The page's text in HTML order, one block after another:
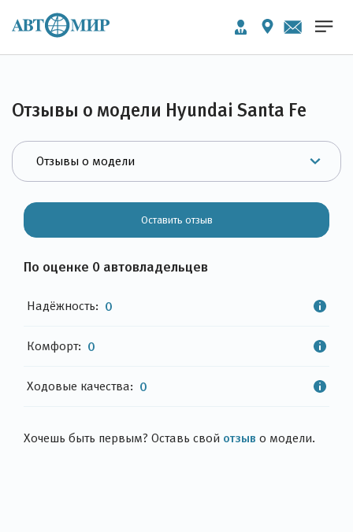
Отзывы о модели Hyundai Santa Fe
Хочешь быть первым? Оставь свой отзыв о модели.
Оставить отзыв
По оценке 0 автовладельцев
Надёжность: 0
Комфорт: 0
Ходовые качества: 0